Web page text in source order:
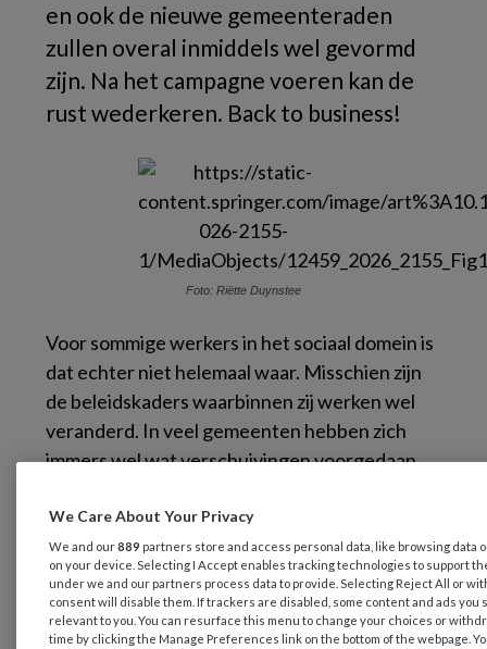
en ook de nieuwe gemeenteraden
zullen overal inmiddels wel gevormd
zijn. Na het campagne voeren kan de
rust wederkeren. Back to business!
Foto: Riëtte Duynstee
Voor sommige werkers in het sociaal domein is
dat echter niet helemaal waar. Misschien zijn
de beleidskaders waarbinnen zij werken wel
veranderd. In veel gemeenten hebben zich
immers wel wat verschuivingen voorgedaan.
sociaal domein een zetje in de rug gaven zijn
misschien vertrokken en wellicht waait er
ineens een heel andere, minder gunstige wind.
Ook zelf heb ik daar wel eens verassende
ervaringen in opgedaan. Landelijke en lokale
We Care About Your Privacy
We and our889 partners store and access personal data, like browsing data
on your device. Selecting I Accept enables tracking technologies to support
under we and our partners process data to provide. Selecting Reject All or
consent will disable them. If trackers are disabled, some content and ads you
relevant to you. You can resurface this menu to change your choices or
time by clicking the Manage Preferences link on the bottom of the webpage.